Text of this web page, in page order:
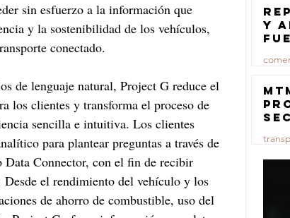
sin esfuerzo a la información que
y la sostenibilidad de los vehículos,
conectado.
de lenguaje natural, Project G reduce el
los clientes y transforma el proceso de
sencilla e intuitiva. Los clientes
para plantear preguntas a través de
Data Connector, con el fin de recibir
el rendimiento del vehículo y los
de ahorro de combustible, uso del
23 jul
y
23 jul